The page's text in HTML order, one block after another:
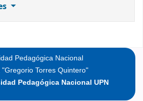
Pedagógica Nacional
"Gregorio Torres Quintero"
Pedagógica Nacional UPN